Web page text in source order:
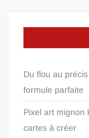
Du flou au
formule parfaite
Pixel art mignon
cartes à créer